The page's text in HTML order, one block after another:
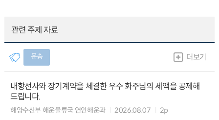
관련 주제 자료
운송 더보기
내항선사와 장기계약을 체결한 우수 화주님의 세액을 공제해
드립니다.
해양수산부 해운물류국 연안해운과 2026.08.07 2p